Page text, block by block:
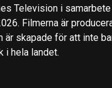
Television i
Filmerna är
är skapade för att inte
i hela landet.